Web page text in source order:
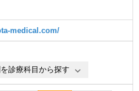
medical.com/
診療科目から探す